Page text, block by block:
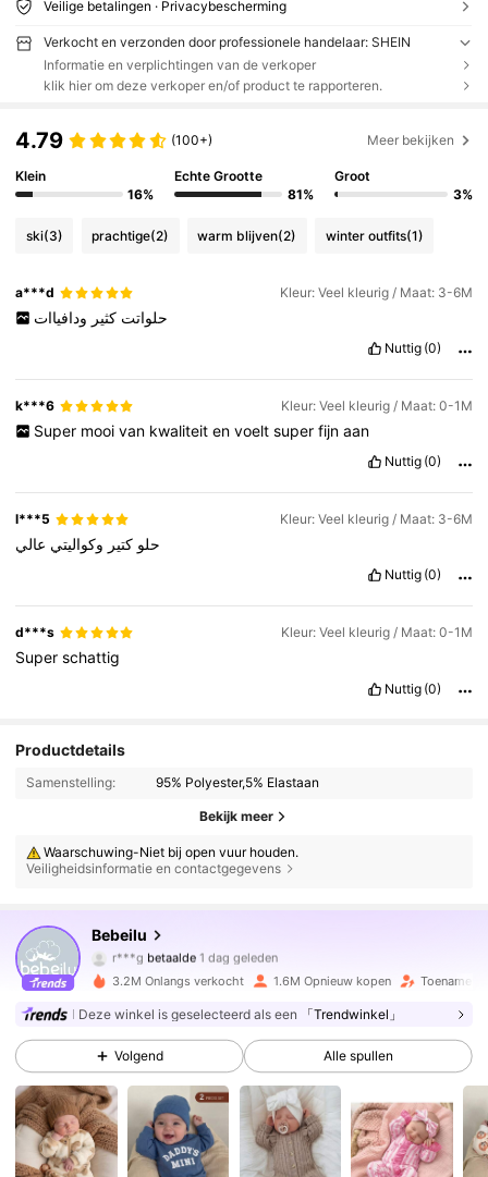
Veilige betalingen · Privacybescherming
Verkocht en verzonden door professionele handelaar: SHEIN
Informatie en verplichtingen van de verkoper
klik hier om deze verkoper en/of product te rapporteren.
4.79 (100+) Meer bekijken
Klein
16%
Echte Grootte
81%
Groot
3%
ski(3) prachtige(2) warm blijven(2) winter outfits(1)
a***d Kleur: Veel kleurig / Maat: 3-6M
حلواتتكثير ودافياات
Nuttig (0)
k***6 Kleur: Veel kleurig / Maat: 0-1M
Super mooi van kwaliteit en voelt super fijn aan
Nuttig (0)
l***5 Kleur: Veel kleurig / Maat: 3-6M
حلو كتير وكواليتي عالي
Nuttig (0)
d***s Kleur: Veel kleurig / Maat: 0-1M
Superschattig
Nuttig (0)
Productdetails
Samenstelling: 95% Polyester,5% Elastaan
Bekijk meer
Waarschuwing-Niet bij open vuur houden.
Veiligheidsinformatie en contactgegevens
Bebeilu
4.88
507K Volgers
r***g betaalde 1 dag geleden
10 minuten geleden
4.88 507K Volgers
4.88 507K Volgers
3.2M Onlangs verkocht 1.6M Opnieuw kopen Toename
Deze winkel is geselecteerd als een 「Trendwinkel」
Volgend Alle spullen